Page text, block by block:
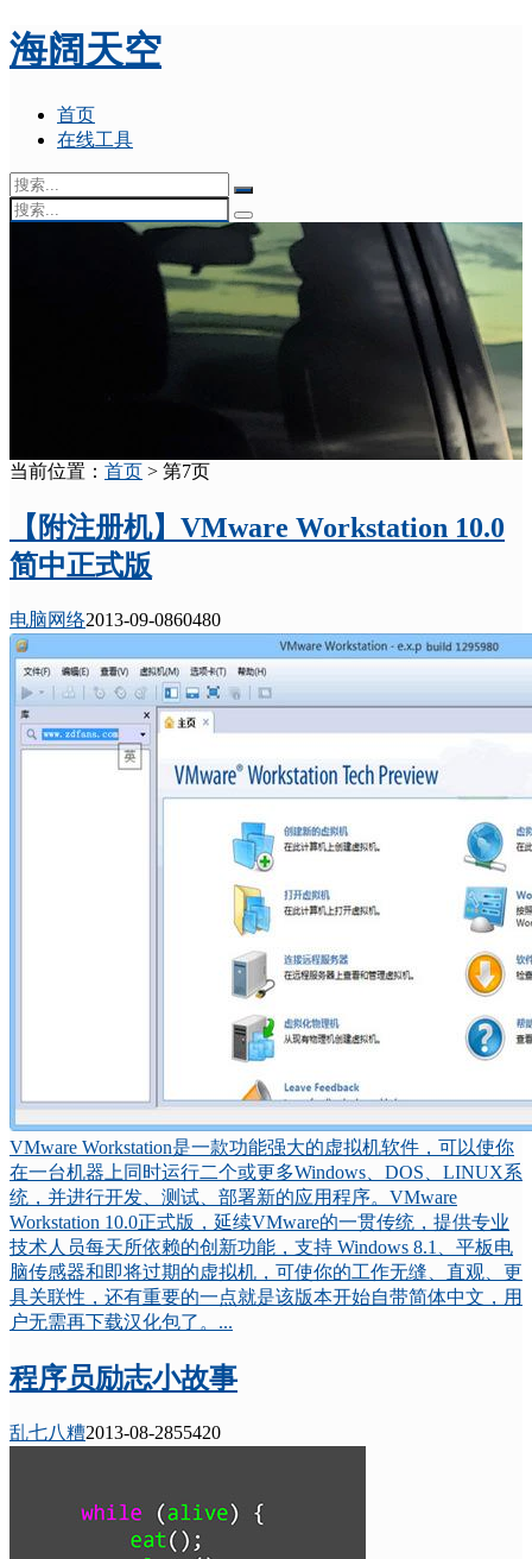
海阔天空
首页
在线工具
当前位置： 首页 > 第7页
【附注册机】VMware Workstation 10.0
简中正式版
电脑网络2013-09-0860480
VMware Workstation是一款功能强大的虚拟机软件，可以使你
在一台机器上同时运行二个或更多Windows、DOS、LINUX系
统，并进行开发、测试、部署新的应用程序。VMware
Workstation 10.0正式版，延续VMware的一贯传统，提供专业
技术人员每天所依赖的创新功能，支持 Windows 8.1、平板电
脑传感器和即将过期的虚拟机，可使你的工作无缝、直观、更
具关联性，还有重要的一点就是该版本开始自带简体中文，用
户无需再下载汉化包了。...
程序员励志小故事
乱七八糟2013-08-2855420